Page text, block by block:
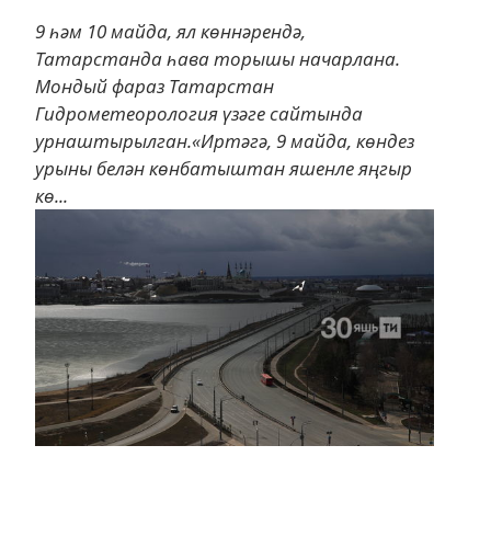
9 һәм 10 майда, ял көннәрендә,
Татарстанда һава торышы начарлана.
Мондый фараз Татарстан
Гидрометеорология үзәге сайтында
урнаштырылган.«Иртәгә, 9 майда, көндез
урыны белән көнбатыштан яшенле яңгыр
кө...